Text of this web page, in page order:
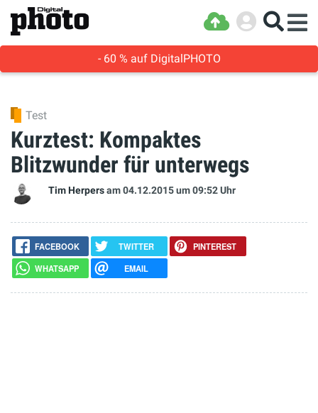
- 60 % auf DigitalPHOTO
Test
Kurztest: Kompaktes
Blitzwunder für unterwegs
Tim Herpersam 04.12.2015um 09:52 Uhr
FACEBOOK TWITTER
PINTEREST
WHATSAPP
EMAIL